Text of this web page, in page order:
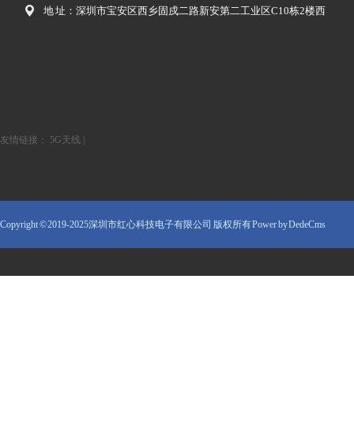
地 址：深圳市宝安区西乡固戍二路新安第二工业区C10栋2楼西
友情链接： 5G天线
Copyright © 2019-2025深圳市红心科技电子有限公司 版权所有Power by DedeCms